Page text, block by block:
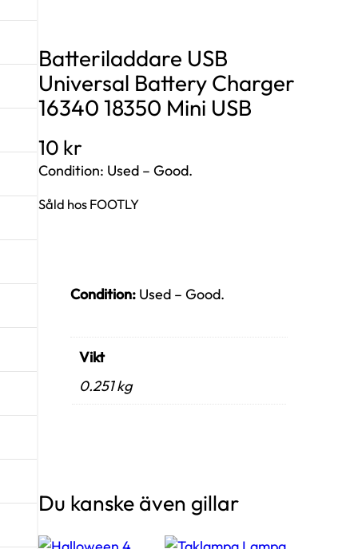
Batteriladdare USB
Universal Battery Charger
16340 18350 Mini USB
10 kr
Condition: Used – Good.
Såld hos FOOTLY
Condition: Used – Good.
Vikt
0.251 kg
Du kanske även gillar